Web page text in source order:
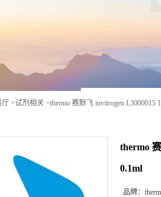
厅 >试剂相关 >thermo 赛默飞 invitrogen L3000015
thermo
0.1ml
品牌：